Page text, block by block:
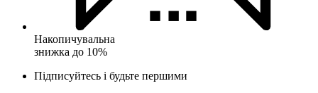
Накопичувальна
знижка до 10%
Підписуйтесь і будьте першими